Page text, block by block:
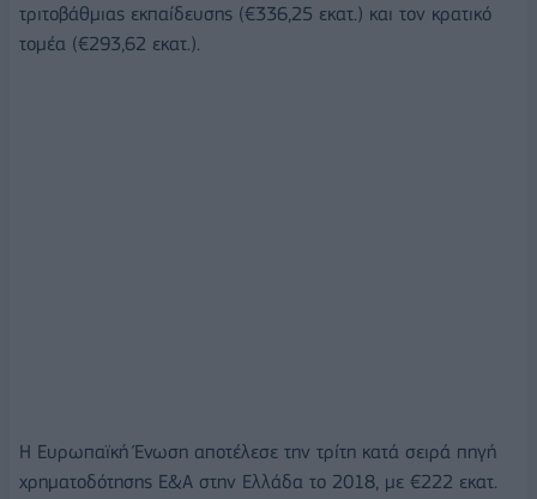
τριτοβάθμιας εκπαίδευσης (€336,25 εκατ.) και τον κρατικό
τομέα (€293,62 εκατ.).
Η Ευρωπαϊκή Ένωση αποτέλεσε την τρίτη κατά σειρά πηγή
χρηματοδότησης Ε&Α στην Ελλάδα το 2018, με €222 εκατ.